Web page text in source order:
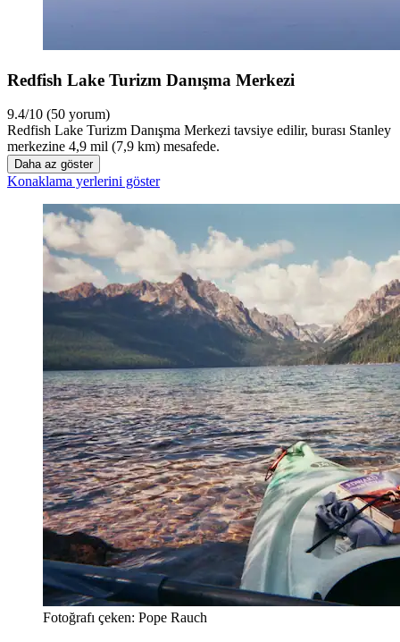
Redfish Lake Turizm Danışma Merkezi
9.4/10 (50 yorum)
Redfish Lake Turizm Danışma Merkezi tavsiye edilir, burası Stanley
merkezine 4,9 mil (7,9 km) mesafede.
Daha az göster
Konaklama yerlerini göster
Fotoğrafı çeken: Pope Rauch